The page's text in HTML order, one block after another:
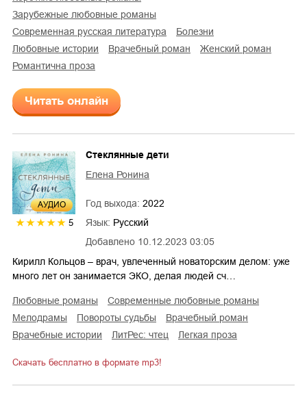
зарубежные любовные романы
современная русская литература
болезни
любовные истории
врачебный роман
женский роман
романтична проза
Читать онлайн
AУДИО
5
Добавлено 10.12.2023 03:05
Стеклянные дети
Елена Ронина
Год выхода: 2022
Язык: Русский
Кирилл Кольцов – врач, увлеченный новаторским делом: уже
много лет он занимается ЭКО, делая людей сч…
любовные романы
современные любовные романы
мелодрамы
повороты судьбы
врачебный роман
врачебные истории
ЛитРес: чтец легкая проза
Скачать бесплатно в формате mp3!